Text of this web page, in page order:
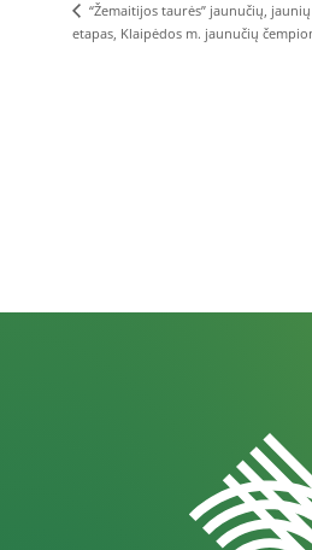
“Žemaitijos taurės” jaunučių,
etapas, Klaipėdos m. jaunučių